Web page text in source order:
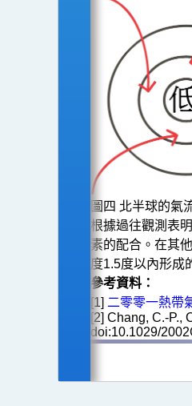
圖四 北半球的氣
根據過往觀測表
素的配合。在其
度1.5度以內形成
參考資料：
[1] 二零零一熱帶
[2] Chang, C.-P.,
doi:10.1029/